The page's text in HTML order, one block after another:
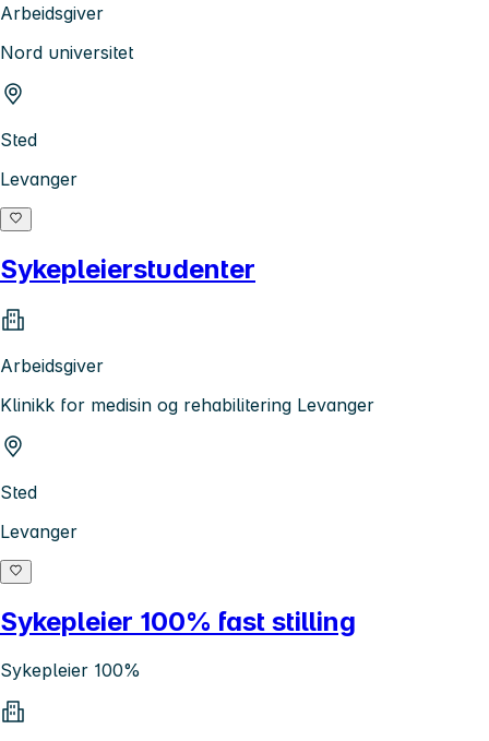
Arbeidsgiver
Nord universitet
Sted
Levanger
Sykepleierstudenter
Arbeidsgiver
Klinikk for medisin og rehabilitering Levanger
Sted
Levanger
Sykepleier 100% fast stilling
Sykepleier 100%